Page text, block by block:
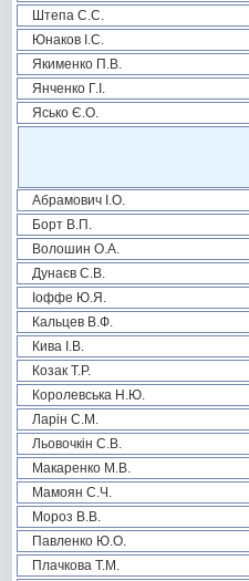
Штепа С.С.
Юнаков І.С.
Якименко П.В.
Янченко Г.І.
Ясько Є.О.
Абрамович І.О.
Борт В.П.
Волошин О.А.
Дунаєв С.В.
Іоффе Ю.Я.
Кальцев В.Ф.
Кива І.В.
Козак Т.Р.
Королевська Н.Ю.
Ларін С.М.
Льовочкін С.В.
Макаренко М.В.
Мамоян С.Ч.
Мороз В.В.
Павленко Ю.О.
Плачкова Т.М.